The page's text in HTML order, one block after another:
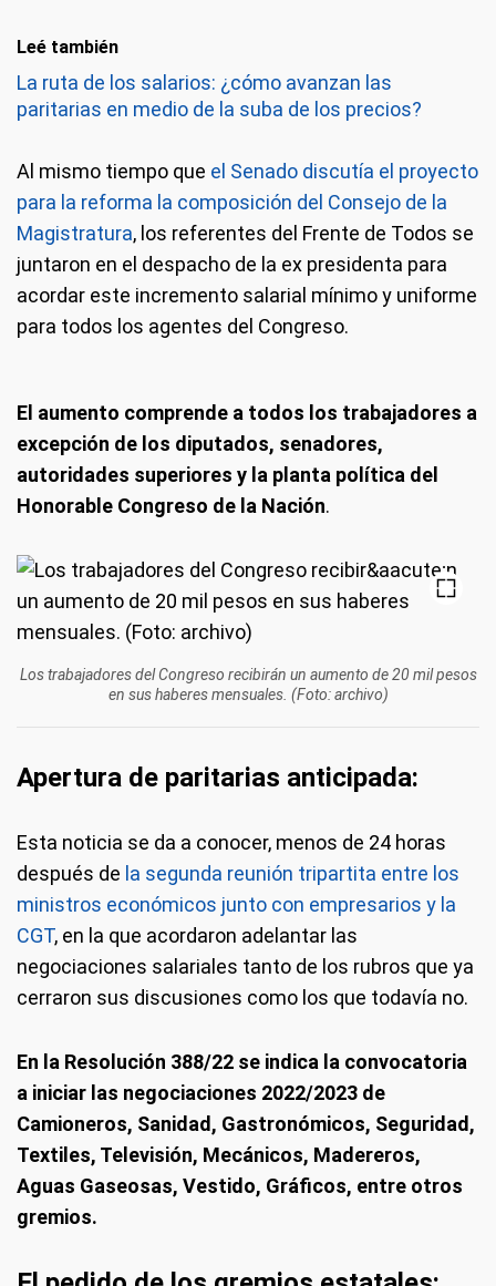
Leé también
La ruta de los salarios: ¿cómo avanzan las
paritarias en medio de la suba de los precios?
Al mismo tiempo que el Senado discutía el proyecto
para la reforma la composición del Consejo de la
Magistratura, los referentes del Frente de Todos se
juntaron en el despacho de la ex presidenta para
acordar este incremento salarial mínimo y uniforme
para todos los agentes del Congreso.
El aumento comprende a todos los trabajadores a
excepción de los diputados, senadores,
autoridades superiores y la planta política del
Honorable Congreso de la Nación.
Los trabajadores del Congreso recibirán un aumento de 20 mil pesos
en sus haberes mensuales. (Foto: archivo)
Apertura de paritarias anticipada:
Esta noticia se da a conocer, menos de 24 horas
después de la segunda reunión tripartita entre los
ministros económicos junto con empresarios y la
CGT, en la que acordaron adelantar las
negociaciones salariales tanto de los rubros que ya
cerraron sus discusiones como los que todavía no.
En la Resolución 388/22 se indica la convocatoria
a iniciar las negociaciones 2022/2023 de
Camioneros, Sanidad, Gastronómicos, Seguridad,
Textiles, Televisión, Mecánicos, Madereros,
Aguas Gaseosas, Vestido, Gráficos, entre otros
gremios.